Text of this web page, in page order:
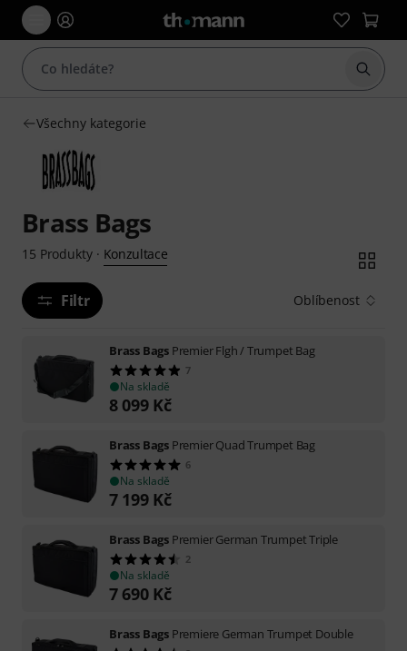
Začít
Všechny kategorie
Brass Bags
15 Produkty· Konzultace
Filtr Oblíbenost
Brass Bags Premier Flgh / Trumpet Bag
7
Na skladě
8 099 Kč
Brass Bags Premier Quad Trumpet Bag
6
Na skladě
7 199 Kč
Brass Bags Premier German Trumpet Triple
2
Na skladě
7 690 Kč
Brass Bags Premiere German Trumpet Double